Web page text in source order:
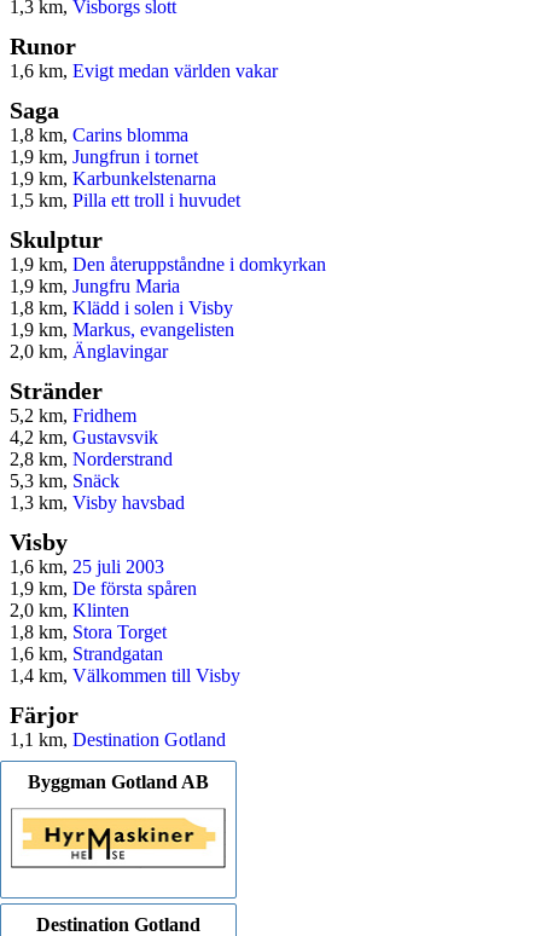
1,3 km, Visborgs slott
Runor
1,6 km, Evigt medan världen vakar
Saga
1,8 km, Carins blomma
1,9 km, Jungfrun i tornet
1,9 km, Karbunkelstenarna
1,5 km, Pilla ett troll i huvudet
Skulptur
1,9 km, Den återuppståndne i domkyrkan
1,9 km, Jungfru Maria
1,8 km, Klädd i solen i Visby
1,9 km, Markus, evangelisten
2,0 km, Änglavingar
Stränder
5,2 km, Fridhem
4,2 km, Gustavsvik
2,8 km, Norderstrand
5,3 km, Snäck
1,3 km, Visby havsbad
Visby
1,6 km, 25 juli 2003
1,9 km, De första spåren
2,0 km, Klinten
1,8 km, Stora Torget
1,6 km, Strandgatan
1,4 km, Välkommen till Visby
Färjor
1,1 km, Destination Gotland
Byggman Gotland AB
Destination Gotland